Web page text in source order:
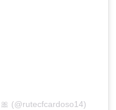
(@rutecfcardoso14)